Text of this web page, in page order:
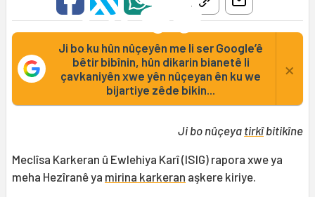
Ji bo ku hûn nûçeyên me li ser Google’ê
bêtir bibînin, hûn dikarin bianetê li
çavkaniyên xwe yên nûçeyan ên ku we
bijartiye zêde bikin...
×
Ji bo nûçeya tirkîbitikîne
Meclîsa Karkeran û Ewlehiya Karî (ISIG) rapora xwe ya
meha Hezîranê ya mirina karkeran aşkere kiriye.